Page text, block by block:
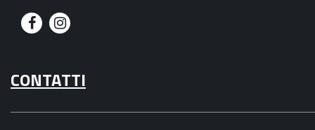
F
c
e
I
s
t
CONTATTI